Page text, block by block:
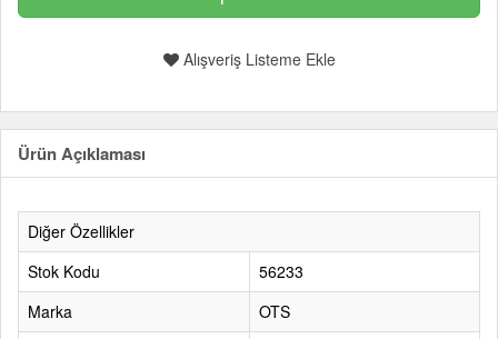
Alışveriş Listeme Ekle
Ürün Açıklaması
Diğer Özellikler
Stok Kodu
56233
Marka
OTS